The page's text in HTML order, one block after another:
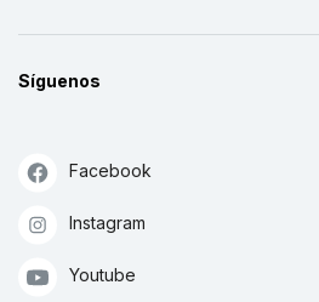
Síguenos
Facebook
Instagram
Youtube